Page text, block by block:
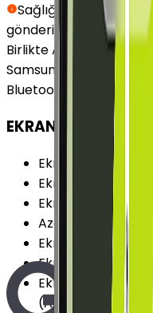
Sağlığınız için hijyen
gönderilmektedir.
Birlikte Al
En Çok
Samsung Galaxy
Bluetooth Wi-Fi Grafit
EKRAN
Ekran
Ekran Boyutu
1.5
Ekran
Azami Parlaklık
Ekran Renk Sayısı
Ekran Teknolojisi
Ekran Özellikleri
(Always-On) Safir